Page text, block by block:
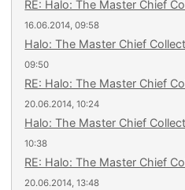
RE: Halo: The Master Chief
16.06.2014, 09:58
Halo: The Master Chief
09:50
RE: Halo: The Master Chief
20.06.2014, 10:24
Halo: The Master Chief
10:38
RE: Halo: The Master Chief
20.06.2014, 13:48